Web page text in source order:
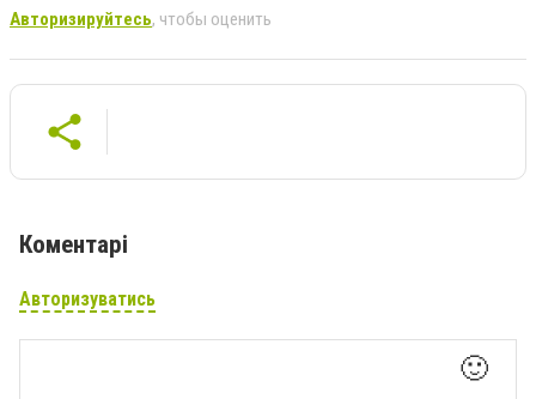
Авторизируйтесь, чтобы оценить
Коментарі
Авторизуватись
🙂